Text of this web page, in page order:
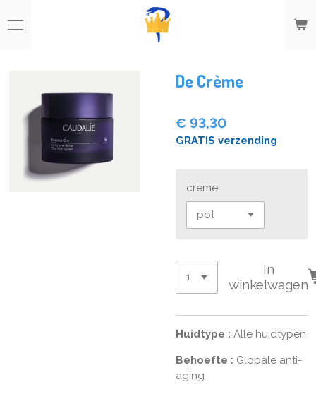
direct
De Crème
€ 93,30
GRATIS verzending
creme
In
winkelwagen
Huidtype : Alle huidtypen
Behoefte : Globale anti-
aging